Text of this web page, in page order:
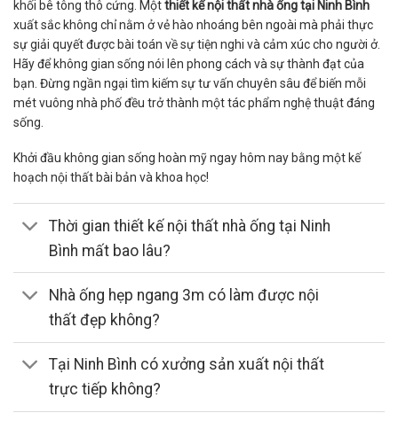
khối bê tông thô cứng. Mộtthiết kế nội thất nhà ống tại Ninh Bình
xuất sắc không chỉ nằm ở vẻ hào nhoáng bên ngoài mà phải thực
sự giải quyết được bài toán về sự tiện nghi và cảm xúc cho người ở.
Hãy để không gian sống nói lên phong cách và sự thành đạt của
bạn. Đừng ngần ngại tìm kiếm sự tư vấn chuyên sâu để biến mỗi
mét vuông nhà phố đều trở thành một tác phẩm nghệ thuật đáng
sống.
Khởi đầu không gian sống hoàn mỹ ngay hôm nay bằng một kế
hoạch nội thất bài bản và khoa học!
Thời gian thiết kế nội thất nhà ống tại Ninh
Bình mất bao lâu?
Nhà ống hẹp ngang 3m có làm được nội
thất đẹp không?
Tại Ninh Bình có xưởng sản xuất nội thất
trực tiếp không?